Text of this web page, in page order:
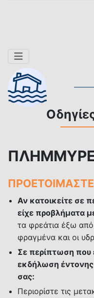
Αν κατοικείτε σε
είχε προβλήματα
τα φρεάτια έξω από
φραγμένα και οι
Σε περίπτωση που
εκδήλωση
σας:
Περιορίστε τις